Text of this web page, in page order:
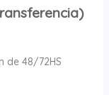
de 48/72HS